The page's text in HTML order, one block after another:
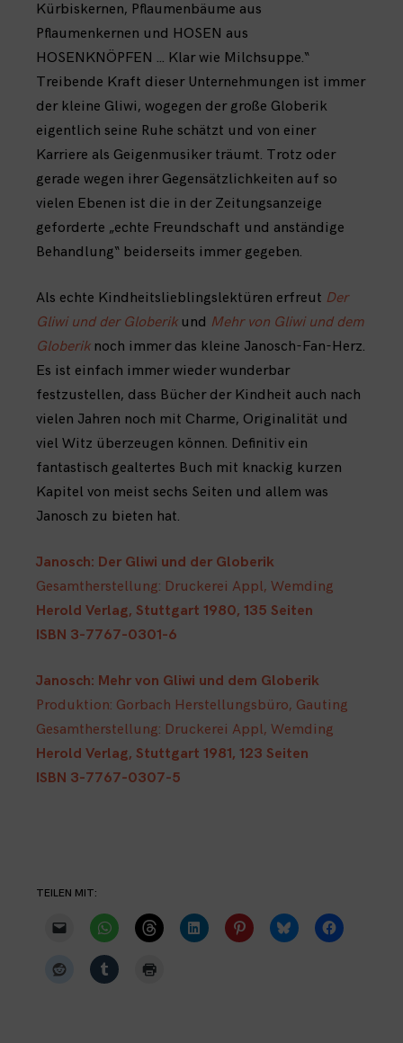
Kürbiskernen, Pflaumenbäume aus
Pflaumenkernen und HOSEN aus
HOSENKNÖPFEN … Klar wie Milchsuppe.“
Treibende Kraft dieser Unternehmungen ist immer
der kleine Gliwi, wogegen der große Globerik
eigentlich seine Ruhe schätzt und von einer
Karriere als Geigenmusiker träumt. Trotz oder
gerade wegen ihrer Gegensätzlichkeiten auf so
vielen Ebenen ist die in der Zeitungsanzeige
geforderte „echte Freundschaft und anständige
Behandlung“ beiderseits immer gegeben.
Als echte Kindheitslieblingslektüren erfreut Der
Gliwi und der Globerikund Mehr von Gliwi und dem
Globeriknoch immer das kleine Janosch-Fan-Herz.
Es ist einfach immer wieder wunderbar
festzustellen, dass Bücher der Kindheit auch nach
vielen Jahren noch mit Charme, Originalität und
viel Witz überzeugen können. Definitiv ein
fantastisch gealtertes Buch mit knackig kurzen
Kapitel von meist sechs Seiten und allem was
Janosch zu bieten hat.
Janosch: Der Gliwi und der Globerik
Gesamtherstellung: Druckerei Appl, Wemding
Herold Verlag, Stuttgart 1980, 135 Seiten
ISBN 3-7767-0301-6
Janosch: Mehr von Gliwi und dem Globerik
Produktion: Gorbach Herstellungsbüro, Gauting
Gesamtherstellung: Druckerei Appl, Wemding
Herold Verlag, Stuttgart 1981, 123 Seiten
ISBN 3-7767-0307-5
TEILEN MIT: